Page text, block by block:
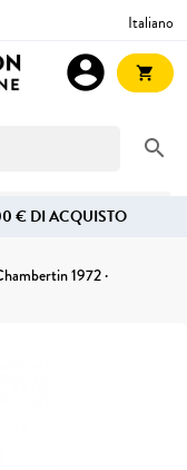
Italiano
search
account_circle shopping_cart
€ DI ACQUISTO
1972 ·